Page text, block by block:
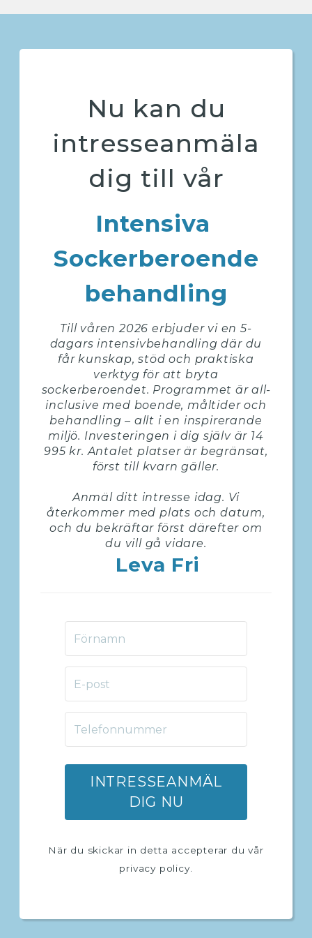
Nu kan du
intresseanmäla
dig till vår
Intensiva
Sockerberoende
behandling
Till våren 2026 erbjuder vi en 5-
dagars intensivbehandling där du
får kunskap, stöd och praktiska
verktyg för att bryta
sockerberoendet. Programmet är all-
inclusive med boende, måltider och
behandling – allt i en inspirerande
miljö. Investeringen i dig själv är 14
995 kr. Antalet platser är begränsat,
först till kvarn gäller.
Anmäl ditt intresse idag. Vi
återkommer med plats och datum,
och du bekräftar först därefter om
du vill gå vidare.
Leva Fri
INTRESSEANMÄL
DIG NU
När du skickar in detta accepterar du vår
privacy policy.